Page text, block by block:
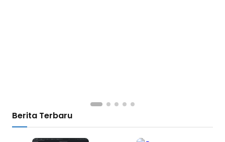
Berita Terbaru